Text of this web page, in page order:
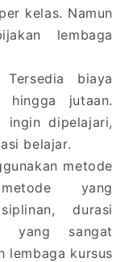
kelas. Namun
lembaga
biaya
jutaan.
ingin dipelajari,
belajar.
metode
yang
durasi
yang sangat
lembaga kursus